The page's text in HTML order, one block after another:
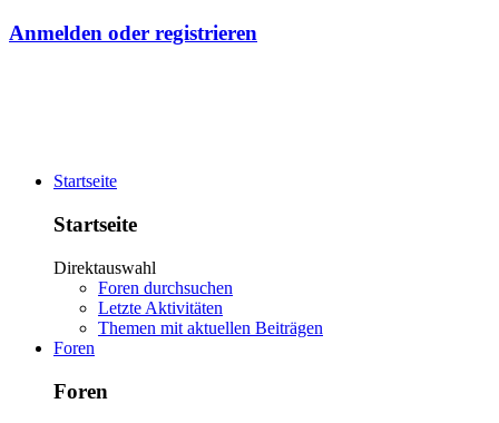
Anmelden oder registrieren
Startseite
Startseite
Direktauswahl
Foren durchsuchen
Letzte Aktivitäten
Themen mit aktuellen Beiträgen
Foren
Foren